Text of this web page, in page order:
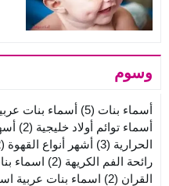
وسوم
أسماء بنات (5) أسماء بنات
أسماء توائم أولاد خليجية (2)
الحرارية (3) أشهر أنواع القهوة (2)
رائحة الفم الكريهة (2) اسماء
القران (2) اسماء بنات عربية